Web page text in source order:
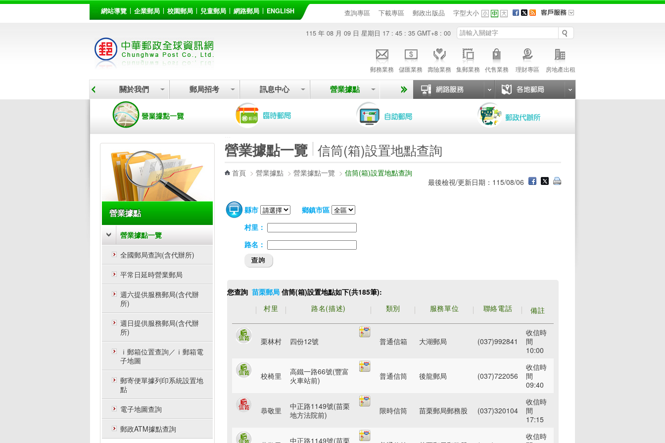
::: 網站導覽 企業郵局 校園郵局 兒童郵局 網路郵局 ENGLISH 查詢專區 下載專區 郵政出版品 字型大小
115 年 08 月 09 日 星期日 17 : 45 : 36 GMT+8 : 00
郵務業務 儲匯業務 壽險業務 集郵業務 代售業務 理財專區 房地產出租
關於我們 郵局招考 訊息中心 營業據點
營業據點
營業據點一覽
全國郵局查詢(含代辦所)
平常日延時營業郵局
週六提供服務郵局(含代辦
所)
週日提供服務郵局(含代辦
所)
ｉ郵箱位置查詢／ｉ郵箱電
子地圖
郵寄便單據列印系統設置地
點
電子地圖查詢
郵政ATM據點查詢
營業據點一覽 信筒(箱)設置地點查詢
首頁 > 營業據點 > 營業據點一覽 > 信筒(箱)設置地點查詢
最後檢視/更新日期：115/08/06
縣市
鄉鎮市區
村里：
路名：
您查詢 苗栗郵局 信筒(箱)設置地點如下(共185筆):
村里
路名(描述) 類別 服務單位 聯絡電話 備註
栗林村 四份12號 普通信箱 大湖郵局 (037)992841
收信時
間
10:00
校椅里
高鐵一路66號(豐富
火車站前)
普通信筒 後龍郵局 (037)722056
收信時
間
09:40
恭敬里
中正路1149號(苗栗
地方法院前)
限時信筒 苗栗郵局郵務股 (037)320104
收信時
間
17:15
中正路1149號(苗栗
收信時